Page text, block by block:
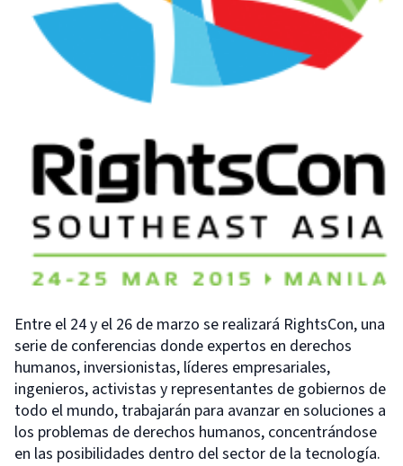
Entre el 24 y el 26 de marzo se realizará RightsCon, una
serie de conferencias donde expertos en derechos
humanos, inversionistas, líderes empresariales,
ingenieros, activistas y representantes de gobiernos de
todo el mundo, trabajarán para avanzar en soluciones a
los problemas de derechos humanos, concentrándose
en las posibilidades dentro del sector de la tecnología.